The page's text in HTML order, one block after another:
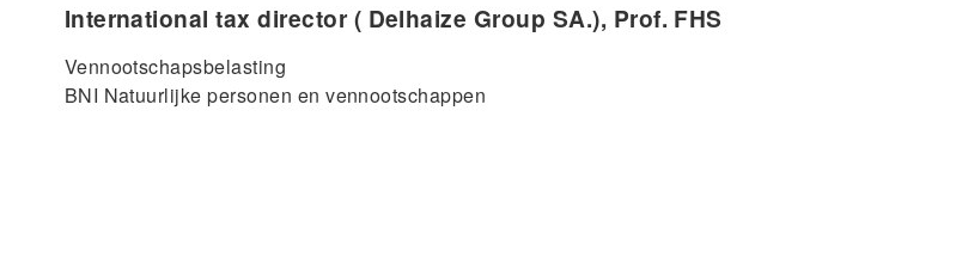
International tax director ( Delhaize Group SA.), Prof. FHS
Vennootschapsbelasting
BNI Natuurlijke personen en vennootschappen